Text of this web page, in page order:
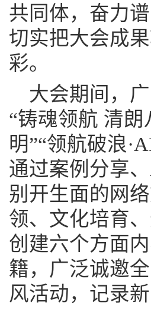
共同体，奋力
切实把大会成
彩。
大会期间，
“铸魂领航 清朗
明”“领航破浪
通过案例分享
别开生面的网
领、文化培育
创建六个方面
籍，广泛诚邀
风活动，记录